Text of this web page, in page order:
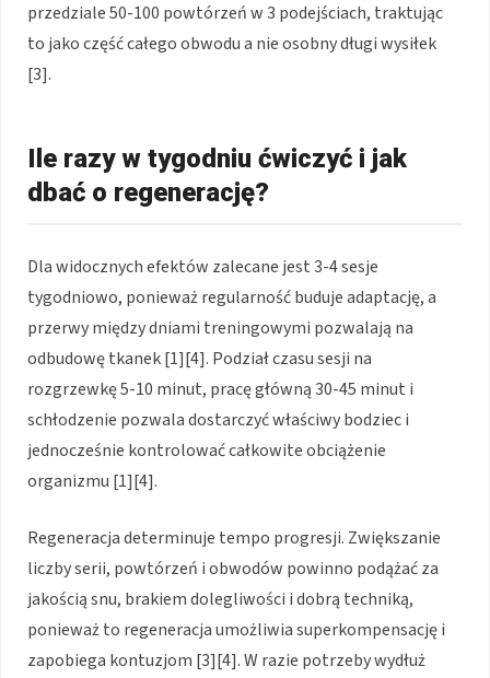
przedziale 50-100 powtórzeń w 3 podejściach, traktując
to jako część całego obwodu a nie osobny długi wysiłek
[3].
Ile razy w tygodniu ćwiczyć i jak
dbać o regenerację?
Dla widocznych efektów zalecane jest 3-4 sesje
tygodniowo, ponieważ regularność buduje adaptację, a
przerwy między dniami treningowymi pozwalają na
odbudowę tkanek [1][4]. Podział czasu sesji na
rozgrzewkę 5-10 minut, pracę główną 30-45 minut i
schłodzenie pozwala dostarczyć właściwy bodziec i
jednocześnie kontrolować całkowite obciążenie
organizmu [1][4].
Regeneracja determinuje tempo progresji. Zwiększanie
liczby serii, powtórzeń i obwodów powinno podążać za
jakością snu, brakiem dolegliwości i dobrą techniką,
ponieważ to regeneracja umożliwia superkompensację i
zapobiega kontuzjom [3][4]. W razie potrzeby wydłuż